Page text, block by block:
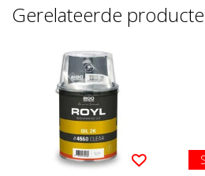
Gerelateerde